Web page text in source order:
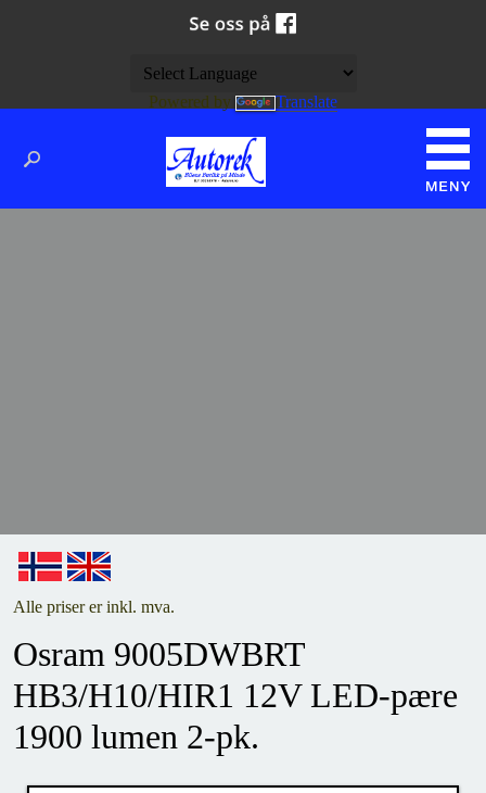
Alle priser er inkl. mva.
Osram 9005DWBRT
HB3/H10/HIR1 12V LED-pære
1900 lumen 2-pk.
Powered by Translate